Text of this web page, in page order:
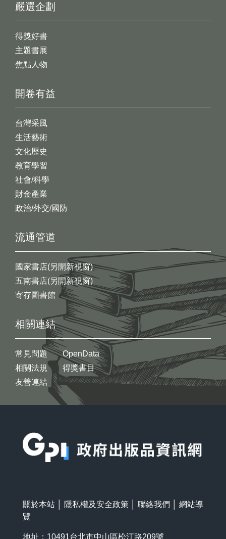
開卷有益
台灣采風
生活藝術
文化歷史
教育學習
社會/科學
財金產業
政治/外交/國防
嚴選企劃
得獎好書
主題書展
焦點人物
流通管道
國家書店(另開新視窗)
五南書店(另開新視窗)
寄存圖書館
相關連結
常見問題
相關法規
友善連結
OpenData
得獎書目
關於本站 隱私權及安全政策 聯絡我們
網站導
覽
地址：10491台北市中山區松江路209號